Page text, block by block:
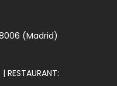
(Madrid)
RESTAURANT: